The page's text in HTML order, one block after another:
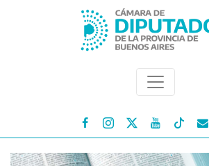
  